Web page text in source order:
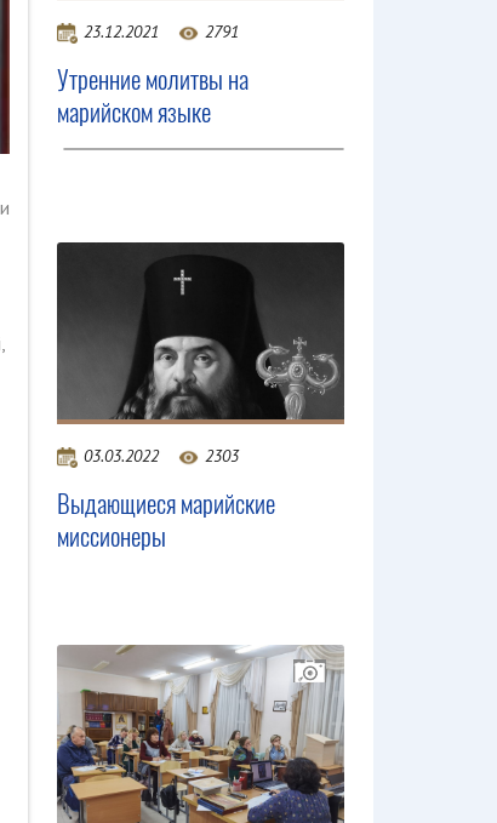
23.12.2021 2791
Утренние молитвы на
марийском языке
03.03.2022 2303
Выдающиеся марийские
миссионеры